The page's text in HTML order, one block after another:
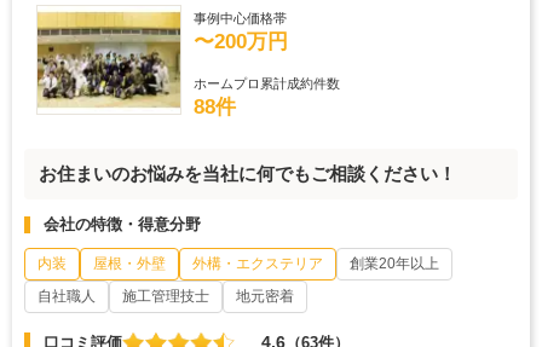
事例中心価格帯
〜200万円
ホームプロ累計成約件数
88件
お住まいのお悩みを当社に何でもご相談ください！
会社の特徴・得意分野
内装 屋根・外壁 外構・エクステリア
創業20年以上
自社職人
施工管理技士 地元密着
口コミ評価 4.6 （63件）